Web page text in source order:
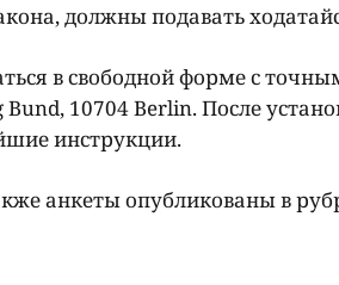
должны подавать
в свободной форме с
10704 Berlin. После
инструкции.
анкеты опубликованы в